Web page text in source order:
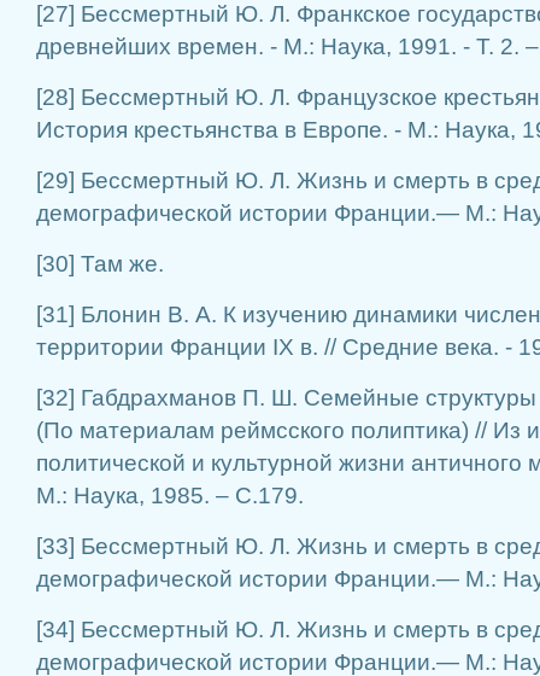
[27] Бессмертный Ю. Л. Франкское
древнейших времен. - М.: Наука, 1991. - Т. 2.
[28] Бессмертный Ю. Л. Французское
История крестьянства в Европе. - М.: Наука,
[29] Бессмертный Ю. Л. Жизнь и смерть в
демографической истории Франции.— М.:
[30] Там же.
[31] Блонин В. А. К изучению динамики
территории Франции IX в. // Средние века. -
[32] Габдрахманов П. Ш. Семейные
(По материалам реймсского полиптика) // Из
политической и культурной жизни античного
М.: Наука, 1985. – С.179.
[33] Бессмертный Ю. Л. Жизнь и смерть в
демографической истории Франции.— М.:
[34] Бессмертный Ю. Л. Жизнь и смерть в
демографической истории Франции.— М.: